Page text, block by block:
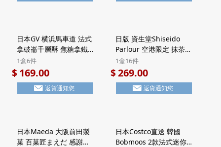
日本GV 横浜馬車道 法式
拿破崙千層酥 焦糖拿鐵
Latte 頂級法國Valrhona
朱古力 Millefeuille酥餅
禮盒 Halal清真食品 (1盒
6件)【市集世界 - 日本市
1盒6件
$169.00
返貨通知您
日版 資生堂Shiseido
Parlour 空港限定 抹茶朱
古力 黑糖忌廉夾心 7層威
化酥餅 豪華鐵罐禮盒 (1
盒16件)【市集世界 - 日
本市集】
1盒16件
$269.00
返貨通知您
日本Maeda 大阪前田製
菓 百菓匠まえだ 感謝の
日本Costco直送 韓國
Bobmoos 2款法式迷你